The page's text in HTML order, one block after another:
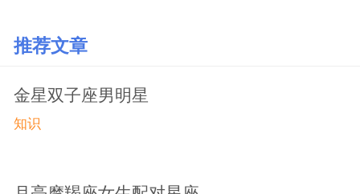
推荐文章
金星双子座男明星
知识